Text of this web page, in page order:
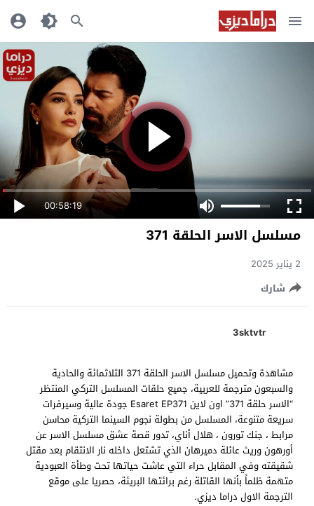
00:58:19
مسلسل الاسر الحلقة 371
2 يناير 2025
شارك
3sktvtr
مشاهدة وتحميل مسلسل الاسر الحلقة 371 الثلاثمائة والحادية
والسبعون مترجمة للعربية، جميع حلقات المسلسل التركي المنتظر
“الاسر حلقة 371” اون لاين Esaret EP371 جودة عالية وسيرفرات
سريعة متنوعة، المسلسل من بطولة نجوم السينما التركية محاسن
مرابط ، جنك تورون ، هلال أناي، تدور قصة عشق مسلسل الاسر عن
أورهون وريث عائلة دميرهان الذي تشتعل داخله نار الانتقام بعد مقتل
شقيقته وفي المقابل حراء التي عاشت حياتها تحت وطأة العبودية
متهمة ظلماً بأنها القاتلة رغم برائتها البريئة، حصريا على موقع
الترجمة الاول دراما ديزي.